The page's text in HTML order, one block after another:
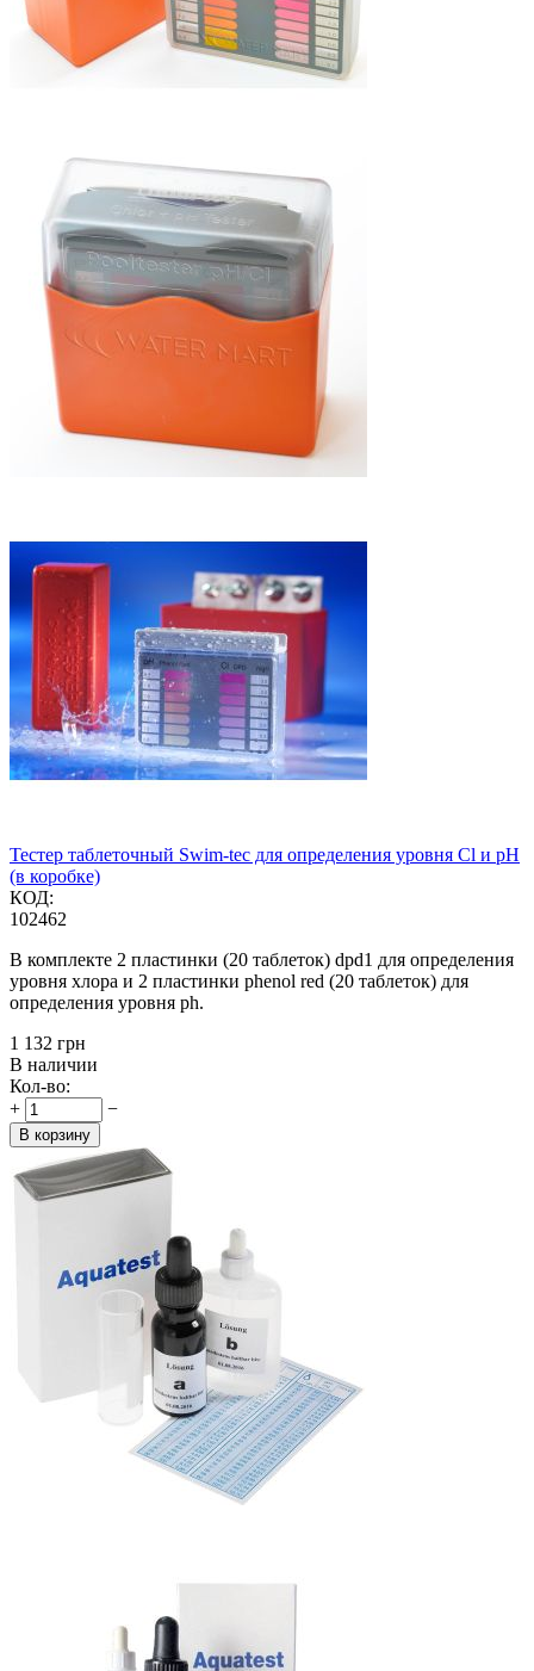
Тестер таблеточный Swim-tec для определения уровня Cl и pH
(в коробке)
КОД:
102462
В комплекте 2 пластинки (20 таблеток) dpd1 для определения
уровня хлора и 2 пластинки phenol red (20 таблеток) для
определения уровня ph.
‍1 132‍ грн
В наличии
Кол-во:
+
−
В корзину